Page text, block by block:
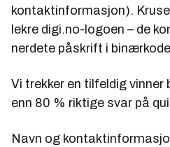
kontaktinformasjon).
lekre digi.no-logoen – de
nerdete påskrift i
Vi trekker en tilfeldig vinner
enn 80 % riktige svar på
Navn og